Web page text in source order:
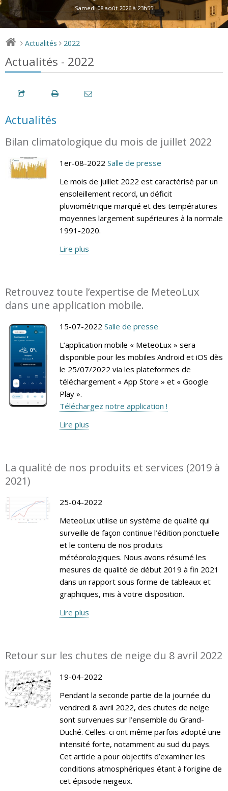
Samedi 08 août 2026 à 23h55
> Actualités > 2022
Actualités - 2022
Actualités
Bilan climatologique du mois de juillet 2022
1er-08-2022 Salle de presse
Le mois de juillet 2022 est caractérisé par un
ensoleillement record, un déficit
pluviométrique marqué et des températures
moyennes largement supérieures à la normale
1991-2020.
Lire plus
Retrouvez toute l’expertise de MeteoLux
dans une application mobile.
15-07-2022 Salle de presse
L’application mobile « MeteoLux » sera
disponible pour les mobiles Android et iOS dès
le 25/07/2022 via les plateformes de
téléchargement « App Store » et « Google
Play ».
Téléchargez notre application !
Lire plus
La qualité de nos produits et services (2019 à
2021)
25-04-2022
MeteoLux utilise un système de qualité qui
surveille de façon continue l’édition ponctuelle
et le contenu de nos produits
météorologiques. Nous avons résumé les
mesures de qualité de début 2019 à fin 2021
dans un rapport sous forme de tableaux et
graphiques, mis à votre disposition.
Lire plus
Retour sur les chutes de neige du 8 avril 2022
19-04-2022
Pendant la seconde partie de la journée du
vendredi 8 avril 2022, des chutes de neige
sont survenues sur l’ensemble du Grand-
Duché. Celles-ci ont même parfois adopté une
intensité forte, notamment au sud du pays.
Cet article a pour objectifs d’examiner les
conditions atmosphériques étant à l’origine de
cet épisode neigeux.